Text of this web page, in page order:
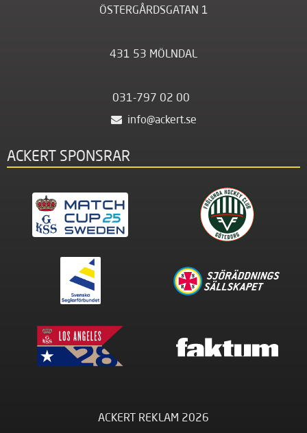
ÖSTERGÅRDSGATAN 1
431 53 MÖLNDAL
031-797 02 00
info@ackert.se
ACKERT SPONSRAR
ACKERT REKLAM 2026